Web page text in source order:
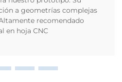
a geometrías complejas
recomendado
en hoja CNC